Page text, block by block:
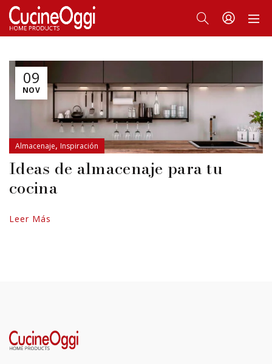
09
NOV
Almacenaje, Inspiración
Ideas de almacenaje para tu
cocina
Leer Más